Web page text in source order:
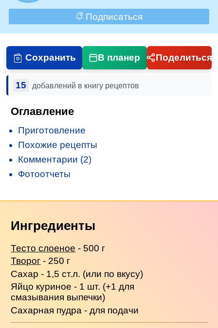
Подписаться
Сохранить В планер Поделиться
15 добавлений в книгу рецептов
Оглавление
Приготовление
Похожие рецепты
Комментарии (2)
Фотоотчеты
Ингредиенты
Тесто слоеное - 500 г
Творог - 250 г
Сахар - 1,5 ст.л. (или по вкусу)
Яйцо куриное - 1 шт. (+1 для
смазывания выпечки)
Сахарная пудра - для подачи